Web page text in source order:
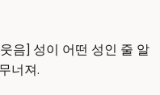
음] 성이 어떤 성인 줄 알
너져.